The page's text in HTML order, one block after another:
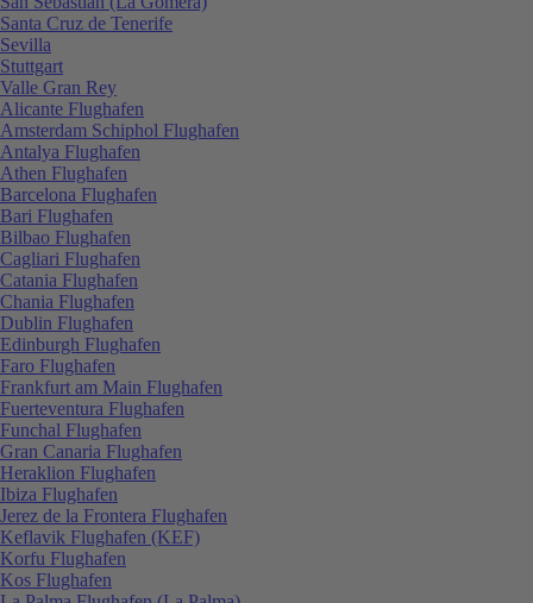
Santa Cruz de Tenerife
Sevilla
Stuttgart
Valle Gran Rey
Alicante Flughafen
Amsterdam Schiphol Flughafen
Antalya Flughafen
Athen Flughafen
Barcelona Flughafen
Bari Flughafen
Bilbao Flughafen
Cagliari Flughafen
Catania Flughafen
Chania Flughafen
Dublin Flughafen
Edinburgh Flughafen
Faro Flughafen
Frankfurt am Main Flughafen
Fuerteventura Flughafen
Funchal Flughafen
Gran Canaria Flughafen
Heraklion Flughafen
Ibiza Flughafen
Jerez de la Frontera Flughafen
Keflavik Flughafen (KEF)
Korfu Flughafen
Kos Flughafen